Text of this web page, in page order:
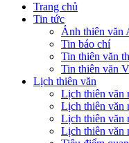
Trang chủ
Tin tức
Ảnh thiên văn
Tin báo chí
Tin thiên văn
Tin thiên văn
Lịch thiên văn
Lịch thiên văn
Lịch thiên văn
Lịch thiên văn
Lịch thiên văn